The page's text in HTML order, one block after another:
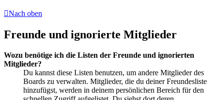
Nach oben
Freunde und ignorierte Mitglieder
Wozu benötige ich die Listen der Freunde und ignorierten
Mitglieder?
Du kannst diese Listen benutzen, um andere Mitglieder des
Boards zu verwalten. Mitglieder, die du deiner Freundesliste
hinzufügst, werden in deinem persönlichen Bereich für den